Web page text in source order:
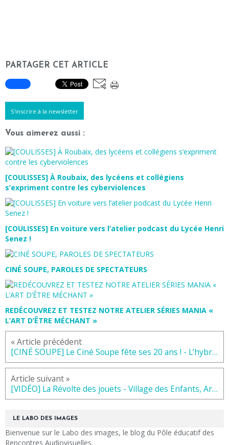
PARTAGER CET ARTICLE
S'inscrire à la newsletter
Vous aimerez aussi :
[COULISSES] À Roubaix, des lycéens et collégiens
s’expriment contre les cyberviolences
[COULISSES] En voiture vers l’atelier podcast du Lycée Henri
Senez !
CINÉ SOUPE, PAROLES DE SPECTATEURS
REDÉCOUVREZ ET TESTEZ NOTRE ATELIER SÉRIES MANIA «
L’ART D’ÊTRE MÉCHANT »
« Article précédent
[CINÉ SOUPE] Le Ciné Soupe fête ses 20 ans ! - L’hybride, Lille - septembre 2022
Article suivant »
[VIDÉO] La Révolte des jouets - Village des Enfants, Arenberg Creative Mine - 8 et 9 octobre 2022
LE LABO DES IMAGES
Bienvenue sur le Labo des images, le blog du Pôle éducatif des
Rencontres Audiovisuelles.